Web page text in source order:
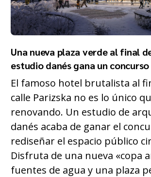
Una nueva plaza verde al final
estudio danés gana un
El famoso hotel brutalista al
calle Parizska no es lo único
renovando. Un estudio de
danés acaba de ganar el
rediseñar el espacio público
Disfruta de una nueva «copa
fuentes de agua y una plaza